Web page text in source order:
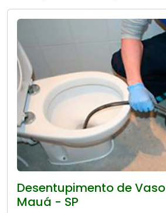
Desentupimento de
Mauá - SP